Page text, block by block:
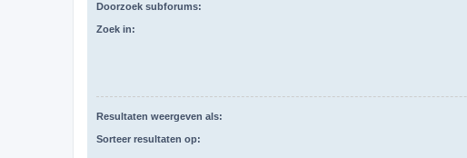
Doorzoek subforums:
Zoek in:
Resultaten weergeven als:
Sorteer resultaten op: